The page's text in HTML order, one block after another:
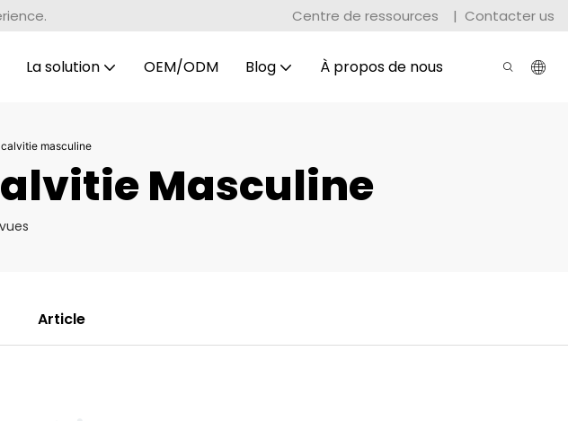
Centre de ressources | Contacter us
La solution OEM/ODM Blog À propos de nous
masculine
Masculine
Article